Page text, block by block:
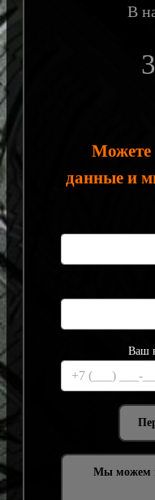
В
Можете
данные и
Ваш
Мы можем